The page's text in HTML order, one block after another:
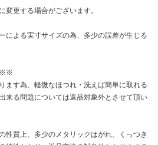
変更する場合がございます。
による実寸サイズの為、多少の誤差が生じる
※※
ます為、軽微なほつれ・洗えば簡単に取れる
来る問題については返品対象外とさせて頂い
性質上、多少のメタリックはがれ、くっつき